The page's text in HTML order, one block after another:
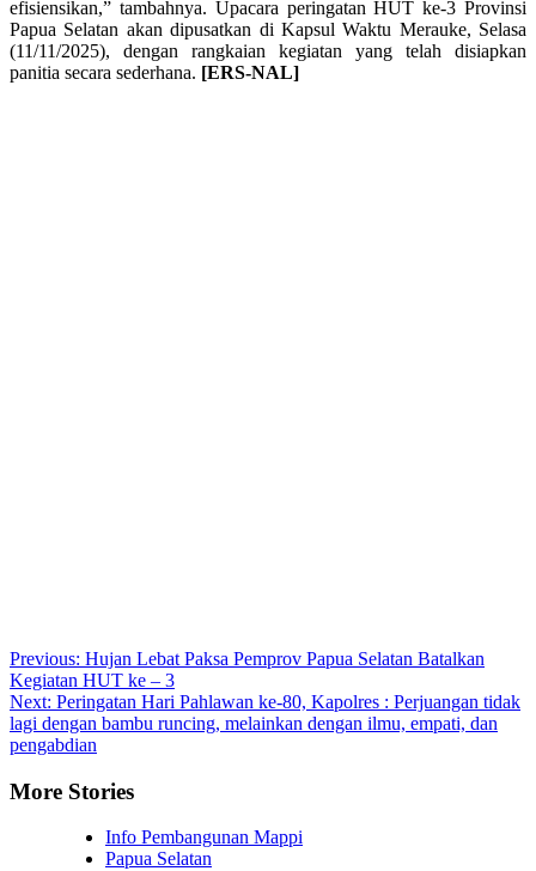
efisiensikan,” tambahnya. Upacara peringatan HUT ke-3 Provinsi
Papua Selatan akan dipusatkan di Kapsul Waktu Merauke, Selasa
(11/11/2025), dengan rangkaian kegiatan yang telah disiapkan
panitia secara sederhana. [ERS-NAL]
Post
navigation
Previous: Hujan Lebat Paksa Pemprov Papua Selatan Batalkan
Kegiatan HUT ke – 3
Next: Peringatan Hari Pahlawan ke-80, Kapolres : Perjuangan tidak
lagi dengan bambu runcing, melainkan dengan ilmu, empati, dan
pengabdian
More Stories
Info Pembangunan Mappi
Papua Selatan